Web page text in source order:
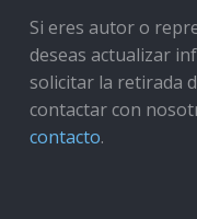
Si eres autor o
deseas actualizar
solicitar la retirada
contactar con
contacto.